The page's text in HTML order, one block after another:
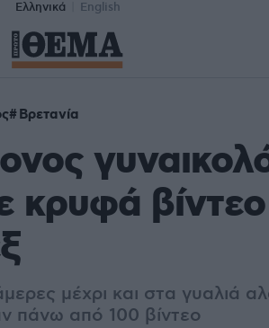
Ελληνικά English
Βρετανία
κρυφά
μέχρι και στα γυαλιά
πάνω από 100 βίντεο